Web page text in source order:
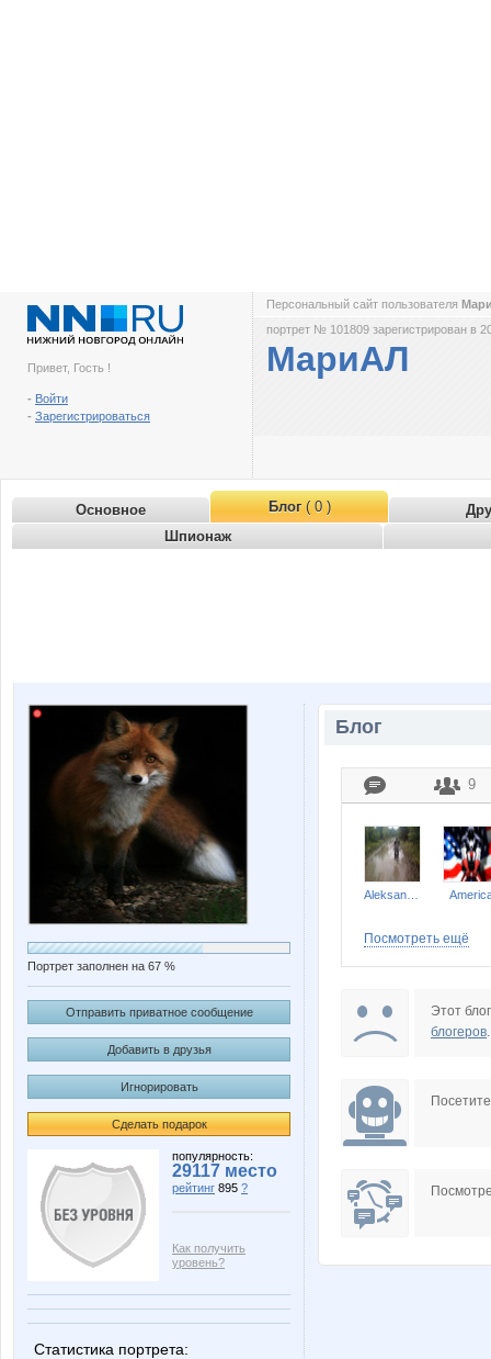
Привет, Гость !
- Войти
- Зарегистрироваться
Персональный сайт пользователя
портрет № 101809 зарегистрирован в
МариАЛ
Основное Блог( 0 )
Шпионаж
Портрет заполнен на 67 %
Отправить приватное сообщение
Добавить в друзья
Игнорировать
Сделать подарок
популярность:
29117 место
рейтинг 895 ?
Как получить
уровень?
Статистика портрета:
Блог
9
Посмотреть ещё
Этот
блогеров.